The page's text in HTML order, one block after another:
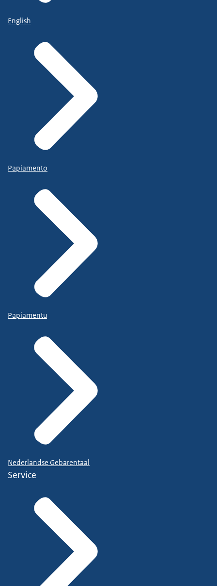
English
Papiamento
Papiamentu
Nederlandse Gebarentaal
Service